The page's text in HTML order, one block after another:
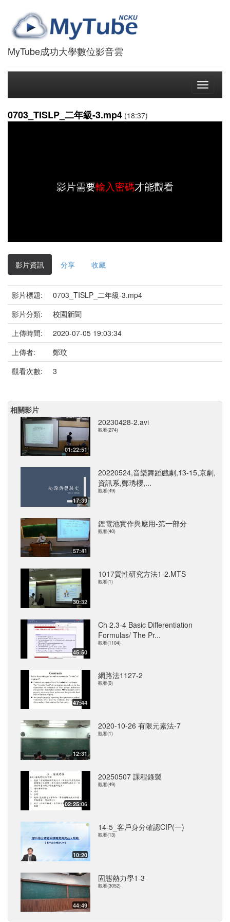
MyTube成功大學數位影音雲
Toggle
0703_TISLP_二年級-3.mp4 (18:37)
影片需要輸入密碼才能觀看
影片資訊 分享 收藏
影片標題:
0703_TISLP_二年級-3.mp4
影片分類:
校園新聞
上傳時間:
2020-07-05 19:03:34
上傳者:
鄭玟
觀看次數:
3
相關影片
01:22:51
20230428-2.avi
觀看(274)
17:39
20220524,音樂舞蹈戲劇,13-15,京劇,
資訊系,鄭琇櫻,...
觀看(49)
57:41
鋰電池實作與應用-第一部分
觀看(40)
30:32
1017質性研究方法1-2.MTS
觀看(1)
45:50
Ch 2.3-4 Basic Differentiation
Formulas/ The Pr...
觀看(1104)
47:44
網路法1127-2
觀看(0)
12:31
2020-10-26 有限元素法-7
觀看(1)
02:25:06
20250507 課程錄製
觀看(49)
10:20
14-5_客戶身分確認CIP(一)
觀看(13)
44:49
固態熱力學1-3
觀看(3052)